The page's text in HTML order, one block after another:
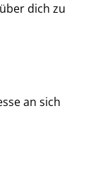
dich zu
an sich